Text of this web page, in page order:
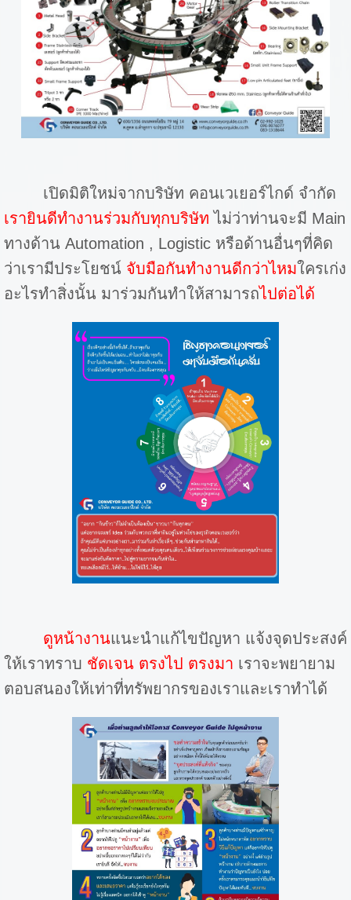
เปิดมิติใหม่จากบริษัท คอนเวเยอร์ไกด์ จำกัด
เรายินดีทำงานร่วมกับทุกบริษัทไม่ว่าท่านจะมี Main
ทางด้าน Automation , Logistic หรือด้านอื่นๆที่คิด
ว่าเรามีประโยชน์ จับมือกันทำงานดีกว่าไหมใครเก่ง
อะไรทำสิ่งนั้น มาร่วมกันทำให้สามารถไปต่อได้
ดูหน้างานแนะนำแก้ไขปัญหา แจ้งจุดประสงค์
ให้เราทราบ ชัดเจน ตรงไป ตรงมา เราจะพยายาม
ตอบสนองให้เท่าที่ทรัพยากรของเราและเราทำได้